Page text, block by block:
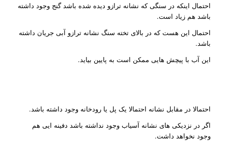
احتمال اینکه در سنگی که نشانه ترازو دیده شده باشد گنج وجود داشته
باشد هم زیاد است.
احتمال این هست که در بالای تخته سنگ نشانه ترازو آبی جریان داشته
باشد.
این آب با پیچش هایی ممکن است به پایین بیاید.
احتمالا در مقابل نشانه احتمالا یک پل یا رودخانه وجود داشته باشد.
اگر در نزدیکی های نشانه آسیاب وجود نداشته باشد دفینه ایی هم
وجود نخواهد داشت.